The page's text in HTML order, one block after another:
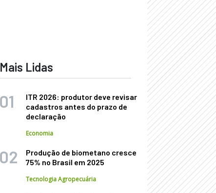
Mais Lidas
ITR 2026: produtor deve revisar
cadastros antes do prazo de
declaração
Economia
Produção de biometano cresce
75% no Brasil em 2025
Tecnologia Agropecuária